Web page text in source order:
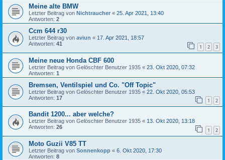
Meine alte BMW
Letzter Beitrag von Nichtraucher « 25. Apr 2021, 13:40
Antworten: 2
Ccm 644 r30
Letzter Beitrag von aviun « 17. Apr 2021, 18:57
Antworten: 41 1 2 3
Meine neue Honda CBF 600
Letzter Beitrag von Gelöschter Benutzer 1935 « 23. Okt 2020, 07:32
Antworten: 1
Bremsen, Ventilspiel und Co. "Off Topic"
Letzter Beitrag von Gelöschter Benutzer 1935 « 22. Okt 2020, 05:53
Antworten: 17 1 2
Bandit 1200... aber welche?
Letzter Beitrag von Gelöschter Benutzer 1935 « 13. Okt 2020, 13:18
Antworten: 26 1 2
Moto Guzii V85 TT
Letzter Beitrag von Sonnenkopp « 6. Okt 2020, 17:30
Antworten: 8